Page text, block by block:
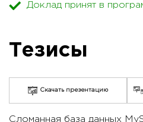
Доклад принят в
Тезисы
Скачать презентацию
Сломанная база данных